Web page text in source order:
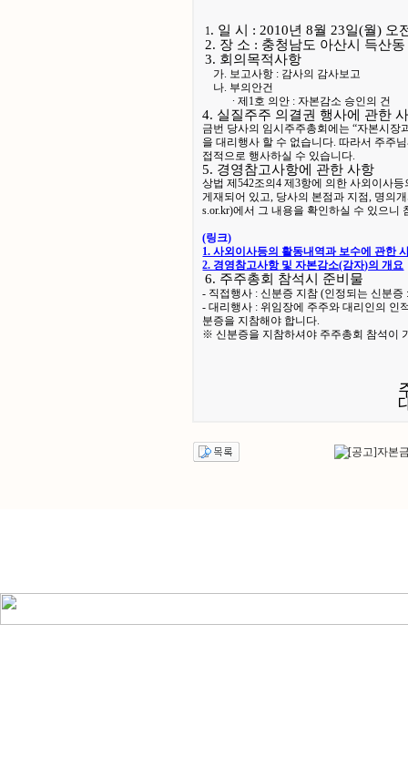
1. 일 시 : 2010년 8월 23일(월) 오
2. 장 소 : 충청남도 아산시 득산
3. 회의목적사항
가. 보고사항 : 감사의 감사보고
나. 부의안건
∙ 제1호 의안 : 자본감소 승인의 건
4. 실질주주 의결권 행사에 관한
금번 당사의 임시주주총회에는 “자본시장
을 대리행사 할 수 없습니다. 따라서 주주
접적으로 행사하실 수 있습니다.
5. 경영참고사항에 관한 사항
상법 제542조의4 제3항에 의한 사외이사
게재되어 있고, 당사의 본점과 지점, 명의
s.or.kr)에서 그 내용을 확인하실 수 있으니
(링크)
1. 사외이사등의 활동내역과 보수에 관한
2. 경영참고사항 및 자본감소(감자)의 개요
6. 주주총회 참석시 준비물
- 직접행사 : 신분증 지참 (인정되는 신분
- 대리행사 : 위임장에 주주와 대리인의 인
분증을 지참해야 합니다.
※ 신분증을 지참하셔야 주주총회 참석이
주식회사 바
대표